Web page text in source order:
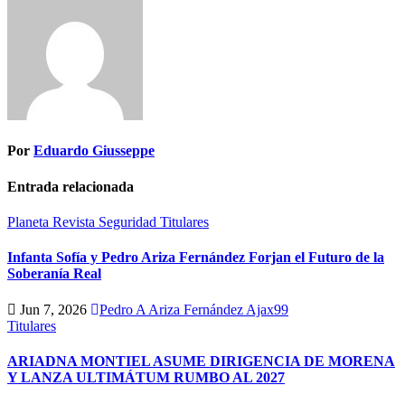
Por Eduardo Giusseppe
Entrada relacionada
Planeta Revista Seguridad Titulares
Infanta Sofía y Pedro Ariza Fernández Forjan el Futuro de la
Soberanía Real
Jun 7, 2026
Pedro A Ariza Fernández Ajax99
Titulares
ARIADNA MONTIEL ASUME DIRIGENCIA DE MORENA
Y LANZA ULTIMÁTUM RUMBO AL 2027